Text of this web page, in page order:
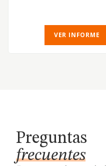
VER INFORME
Preguntas
frecuentes